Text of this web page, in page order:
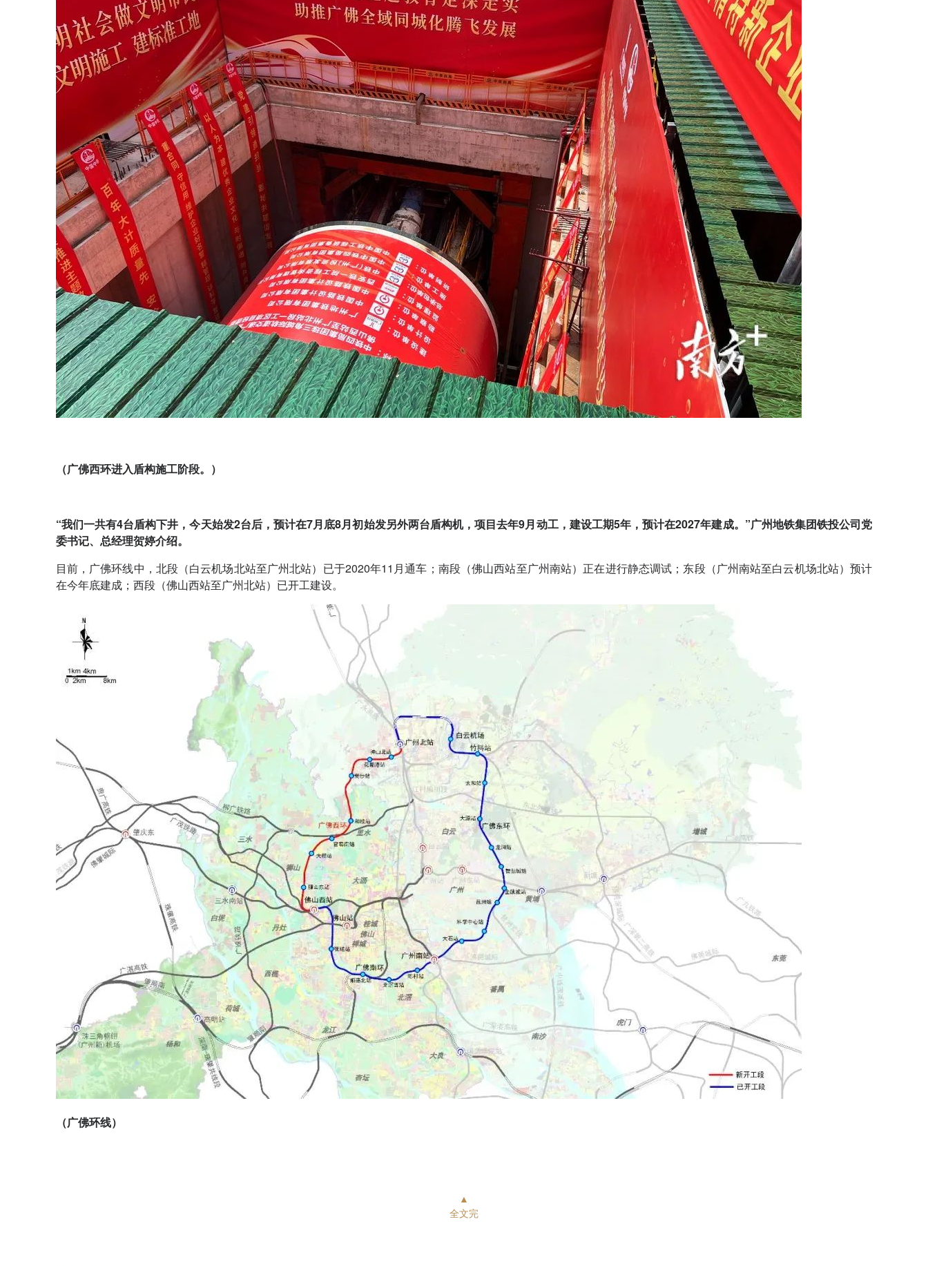
（广佛西环进入盾构施工阶段。）
“我们一共有4台盾构下井，今天始发2台后，预计在7月底8月初始发另外两台盾构机，项目去年9月动工，建设工期5年，预计在2027年建成。”广州地铁集团铁投公司党
委书记、总经理贺婷介绍。
目前，广佛环线中，北段（白云机场北站至广州北站）已于2020年11月通车；南段（佛山西站至广州南站）正在进行静态调试；东段（广州南站至白云机场北站）预计
在今年底建成；西段（佛山西站至广州北站）已开工建设。
（广佛环线）
▲
全文完